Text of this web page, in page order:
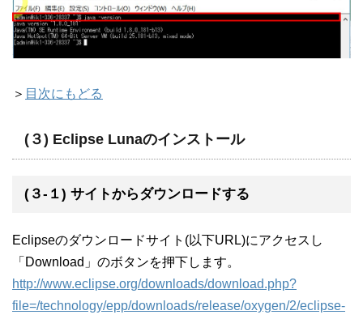
＞ 目次にもどる
(３) Eclipse Lunaのインストール
(３-１) サイトからダウンロードする
Eclipseのダウンロードサイト(以下URL)にアクセスし
「Download」のボタンを押下します。
http://www.eclipse.org/downloads/download.php?
file=/technology/epp/downloads/release/oxygen/2/eclipse-